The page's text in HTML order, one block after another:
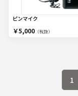
ピンマイク
￥5,000（税抜）
1